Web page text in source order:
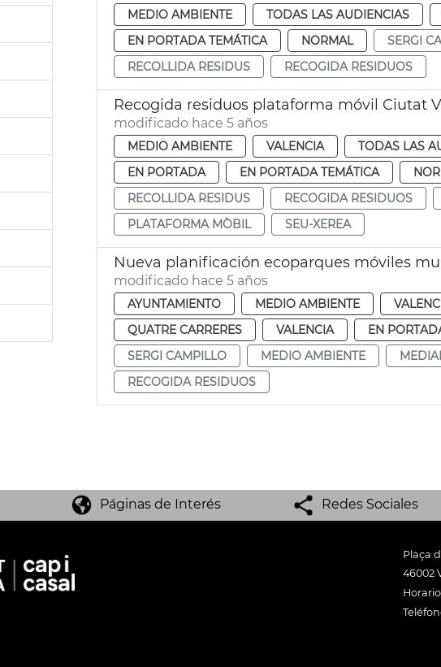
MEDIO AMBIENTE TODAS LAS AUDIENCIAS
EN PORTADA TEMÁTICA
NORMAL SERGI
RECOLLIDA RESIDUS
RECOGIDA RESIDUOS
Recogida residuos plataforma móvil Ciutat
modificado hace 5 años
MEDIO AMBIENTE VALENCIA TODAS LAS
EN PORTADA
EN PORTADA TEMÁTICA
RECOLLIDA RESIDUS
RECOGIDA RESIDUOS
PLATAFORMA MÒBIL
SEU-XEREA
Nueva planificación ecoparques móviles
modificado hace 5 años
AYUNTAMIENTO MEDIO AMBIENTE
QUATRE CARRERES
VALENCIA EN
SERGI CAMPILLO
MEDIO AMBIENTE
RECOGIDA RESIDUOS
Páginas de Interés Redes Sociales
Plaça
46002